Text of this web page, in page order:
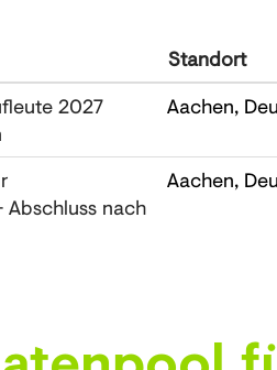
Standort
2027
Aachen,
nach
Aachen,